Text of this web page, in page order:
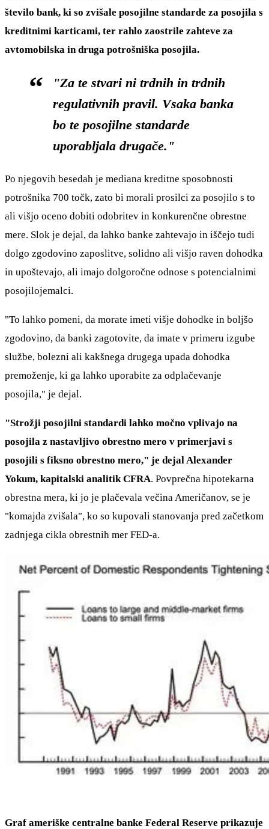
število bank, ki so zvišale posojilne standarde za posojila s
kreditnimi karticami, ter rahlo zaostrile zahteve za
avtomobilska in druga potrošniška posojila.
"Za te stvari ni trdnih in trdnih
regulativnih pravil. Vsaka banka
bo te posojilne standarde
uporabljala drugače."
Po njegovih besedah je mediana kreditne sposobnosti
potrošnika 700 točk, zato bi morali prosilci za posojilo s to
ali višjo oceno dobiti odobritev in konkurenčne obrestne
mere. Slok je dejal, da lahko banke zahtevajo in iščejo tudi
dolgo zgodovino zaposlitve, solidno ali višjo raven dohodka
in upoštevajo, ali imajo dolgoročne odnose s potencialnimi
posojilojemalci.
"To lahko pomeni, da morate imeti višje dohodke in boljšo
zgodovino, da banki zagotovite, da imate v primeru izgube
službe, bolezni ali kakšnega drugega upada dohodka
premoženje, ki ga lahko uporabite za odplačevanje
posojila," je dejal.
"Strožji posojilni standardi lahko močno vplivajo na
posojila z nastavljivo obrestno mero v primerjavi s
posojili s fiksno obrestno mero," je dejal Alexander
Yokum, kapitalski analitik CFRA. Povprečna hipotekarna
obrestna mera, ki jo je plačevala večina Američanov, se je
"komajda zvišala", ko so kupovali stanovanja pred začetkom
zadnjega cikla obrestnih mer FED-a.
Graf ameriške centralne banke Federal Reserve prikazuje